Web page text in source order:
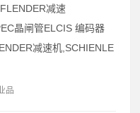
减速
晶闸管ELCIS 编码器
减速机,SCHIENLE
品